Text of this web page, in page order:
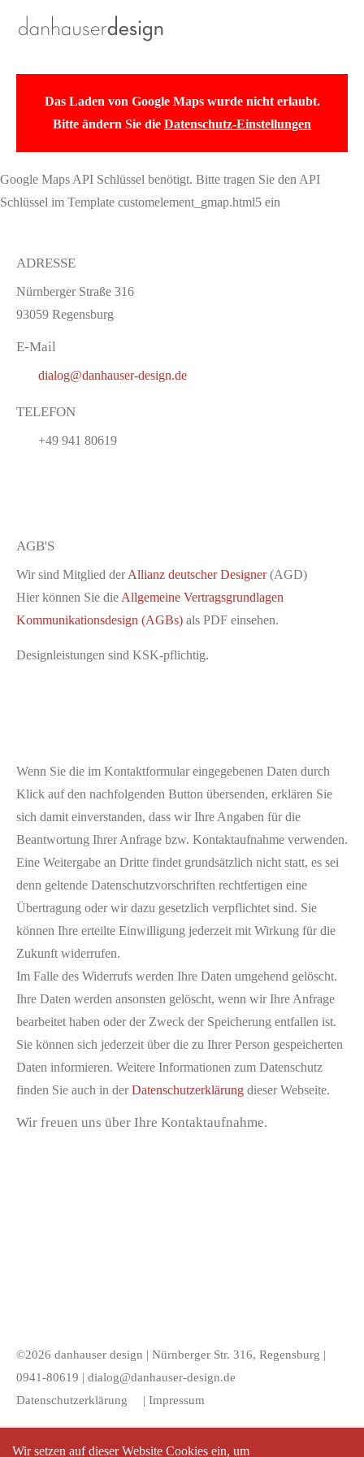
Das Laden von Google Maps wurde nicht erlaubt.
Bitte ändern Sie die Datenschutz-Einstellungen
Google Maps API Schlüssel benötigt. Bitte tragen Sie den API
Schlüssel im Template customelement_gmap.html5 ein
ADRESSE
Nürnberger Straße 316
93059 Regensburg
E-Mail
dialog@danhauser-design.de
TELEFON
+49 941 80619
AGB'S
Wir sind Mitglied derAllianz deutscher Designer(AGD)
Hier können Sie die Allgemeine Vertragsgrundlagen
Kommunikationsdesign (AGBs) als PDF einsehen.
Designleistungen sind KSK-pflichtig.
Wenn Sie die im Kontaktformular eingegebenen Daten durch
Klick auf den nachfolgenden Button übersenden, erklären Sie
sich damit einverstanden, dass wir Ihre Angaben für die
Beantwortung Ihrer Anfrage bzw. Kontaktaufnahme verwenden.
Eine Weitergabe an Dritte findet grundsätzlich nicht statt, es sei
denn geltende Datenschutzvorschriften rechtfertigen eine
Übertragung oder wir dazu gesetzlich verpflichtet sind. Sie
können Ihre erteilte Einwilligung jederzeit mit Wirkung für die
Zukunft widerrufen.
Im Falle des Widerrufs werden Ihre Daten umgehend gelöscht.
Ihre Daten werden ansonsten gelöscht, wenn wir Ihre Anfrage
bearbeitet haben oder der Zweck der Speicherung entfallen ist.
Sie können sich jederzeit über die zu Ihrer Person gespeicherten
Daten informieren. Weitere Informationen zum Datenschutz
finden Sie auch in derDatenschutzerklärung dieser Webseite.
Wir freuen uns über Ihre Kontaktaufnahme.
©2026 danhauser design | Nürnberger Str. 316, Regensburg |
0941-80619 | dialog@danhauser-design.de
Datenschutzerklärung
| Impressum
Wir setzen auf dieser Website Cookies ein, um